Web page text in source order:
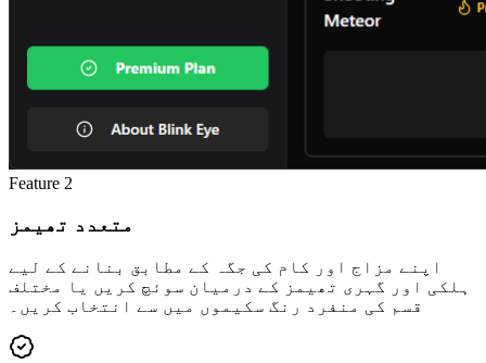
Feature 2
متعدد تھیمز
اپنے مزاج اور کام کی جگہ کے مطابق بنانے کے لیے
ہلکی اور گہری تھیمز کے درمیان سوئچ کریں یا مختلف
قسم کی منفرد رنگ سکیموں میں سے انتخاب کریں۔